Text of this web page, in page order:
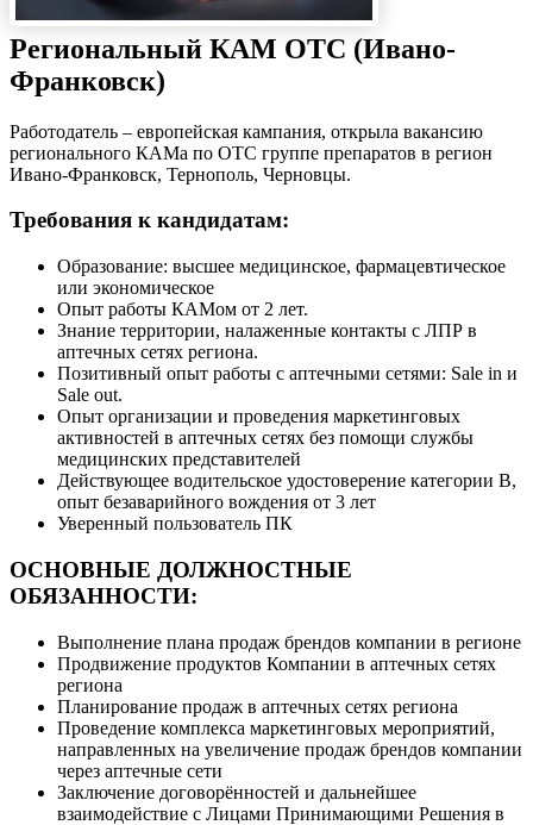
Региональный КАМ ОТС (Ивано-
Франковск)
Работодатель – европейская кампания, открыла вакансию
регионального КАМа по ОТС группе препаратов в регион
Ивано-Франковск, Тернополь, Черновцы.
Требования к кандидатам:
Образование: высшее медицинское, фармацевтическое
или экономическое
Опыт работы КАМом от 2 лет.
Знание территории, налаженные контакты с ЛПР в
аптечных сетях региона.
Позитивный опыт работы с аптечными сетями: Sale in и
Sale out.
Опыт организации и проведения маркетинговых
активностей в аптечных сетях без помощи службы
медицинских представителей
Действующее водительское удостоверение категории В,
опыт безаварийного вождения от 3 лет
Уверенный пользователь ПК
ОСНОВНЫЕ ДОЛЖНОСТНЫЕ
ОБЯЗАННОСТИ:
Выполнение плана продаж брендов компании в регионе
Продвижение продуктов Компании в аптечных сетях
региона
Планирование продаж в аптечных сетях региона
Проведение комплекса маркетинговых мероприятий,
направленных на увеличение продаж брендов компании
через аптечные сети
Заключение договорённостей и дальнейшее
взаимодействие с Лицами Принимающими Решения в